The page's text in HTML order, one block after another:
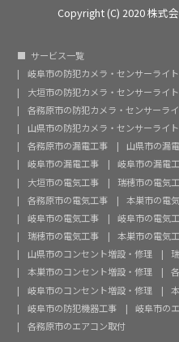
Copyright (C) 2020 株式
サービス一覧
岐阜市の防犯カメラ・センサーライ
大垣市の防犯カメラ・センサーライ
各務原市の防犯カメラ・センサーラ
山県市の防犯カメラ・センサーライ
各務原市の漏電工事
山県市の漏
岐阜市の漏電工事
岐阜市の漏電
大垣市の電気工事
瑞穂市の電気
各務原市の電気工事
本巣市の電
岐阜市の電気工事
岐阜市の電気
瑞穂市の電気工事
本巣市の電気
山県市のコンセント増設・修理
本巣市のコンセント増設・修理
岐阜市のコンセント増設・修理
岐阜市の防犯機器工事
岐阜市の
各務原市のエアコン取付